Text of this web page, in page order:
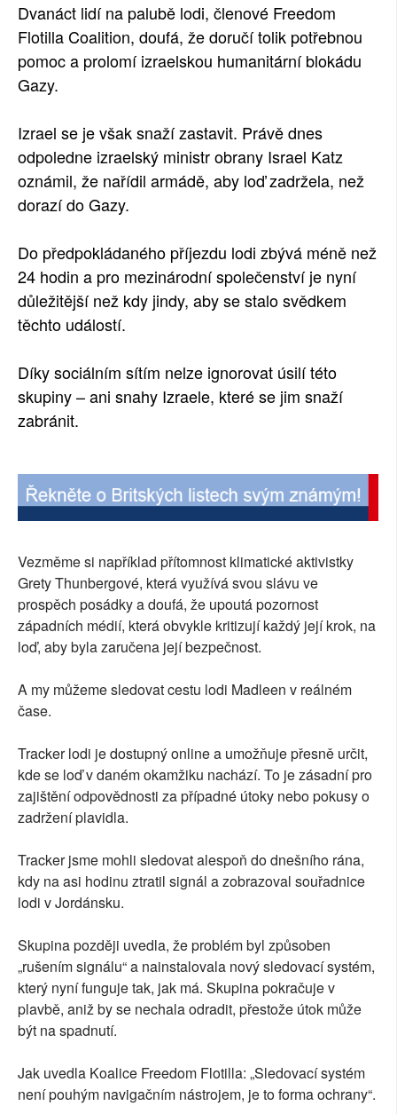
Dvanáct lidí na palubě lodi, členové Freedom
Flotilla Coalition, doufá, že doručí tolik potřebnou
pomoc a prolomí izraelskou humanitární blokádu
Gazy.
Izrael se je však snaží zastavit. Právě dnes
odpoledne izraelský ministr obrany Israel Katz
oznámil, že nařídil armádě, aby loď zadržela, než
dorazí do Gazy.
Do předpokládaného příjezdu lodi zbývá méně než
24 hodin a pro mezinárodní společenství je nyní
důležitější než kdy jindy, aby se stalo svědkem
těchto událostí.
Díky sociálním sítím nelze ignorovat úsilí této
skupiny – ani snahy Izraele, které se jim snaží
zabránit.
Vezměme si například přítomnost klimatické aktivistky
Grety Thunbergové, která využívá svou slávu ve
prospěch posádky a doufá, že upoutá pozornost
západních médií, která obvykle kritizují každý její krok, na
loď, aby byla zaručena její bezpečnost.
A my můžeme sledovat cestu lodi Madleen v reálném
čase.
Tracker lodi je dostupný online a umožňuje přesně určit,
kde se loď v daném okamžiku nachází. To je zásadní pro
zajištění odpovědnosti za případné útoky nebo pokusy o
zadržení plavidla.
Tracker jsme mohli sledovat alespoň do dnešního rána,
kdy na asi hodinu ztratil signál a zobrazoval souřadnice
lodi v Jordánsku.
Skupina později uvedla, že problém byl způsoben
„rušením signálu“ a nainstalovala nový sledovací systém,
který nyní funguje tak, jak má. Skupina pokračuje v
plavbě, aniž by se nechala odradit, přestože útok může
být na spadnutí.
Jak uvedla Koalice Freedom Flotilla: „Sledovací systém
není pouhým navigačním nástrojem, je to forma ochrany“.